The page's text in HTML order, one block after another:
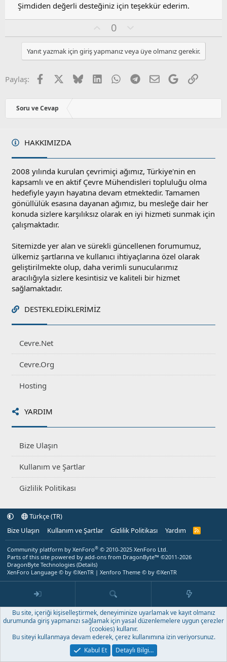
Şimdiden değerli desteğiniz için teşekkür ederim.
y
l
a
0
l
u
m
u
z
o
l
Yanıt yazmak için giriş yapmanız veya üye olmanız gerekir.
Paylaş: Facebook BlueskyLinkedInWhatsApp
Telegram
E-postaGoogleLink
Soru ve Cevap
HAKKIMIZDA
2008 yılında kurulan çevrimiçi ağımız, Türkiye'nin en
kapsamlı ve en aktif Çevre Mühendisleri topluluğu olma
hedefiyle yayın hayatına devam etmektedir. Tamamen
gönüllülük esasına dayanan ağımız, bu mesleğe dair her
konuda sizlere karşılıksız olarak en iyi hizmeti sunmak için
çalışmaktadır.
Sitemizde yer alan ve sürekli güncellenen forumumuz,
ülkemiz şartlarına ve kullanıcı ihtiyaçlarına özel olarak
geliştirilmekte olup, daha verimli sunucularımız
aracılığıyla sizlere kesintisiz ve kaliteli bir hizmet
sağlamaktadır.
DESTEKLEDIKLERIMIZ
Cevre.Net
Cevre.Org
Hosting
YARDIM
Bize Ulaşın
Kullanım ve Şartlar
Gizlilik Politikası
Türkçe (TR)
Bize Ulaşın
Kullanım ve Şartlar Gizlilik Politikası Yardım
R
Community platform by XenForo® © 2010-2025 XenForo Ltd.
Parts of this site powered by add-ons from DragonByte™ ©2011-2026
DragonByte Technologies (Details)
XenForo Language © by ©XenTR | Xenforo Theme © by ©XenTR
Bu site, içeriği kişiselleştirmek, deneyiminize uyarlamak ve kayıt olmanız
durumunda giriş yapmanızı sağlamak için yasal düzenlemelere uygun çerezler
(cookies) kullanır.
Bu siteyi kullanmaya devam ederek, çerez kullanımına izin veriyorsunuz.
Kabul Et
Detaylı Bilgi…